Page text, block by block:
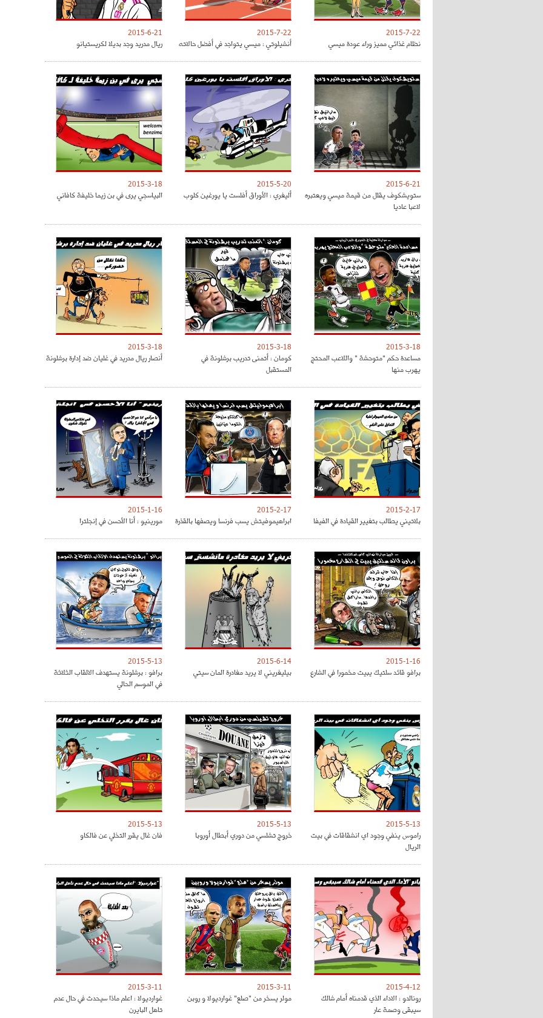
2015-7-22
نظام غذائي مميز وراء عودة ميسي
2015-7-22
أنشيلوتي : ميسي يتواجد في أفضل حالاته
2015-6-21
ريال مدريد وجد بديلا لكريستيانو
2015-6-21
ستويشكوف يقلل من قيمة ميسي ويعتبره
لاعبا عاديا
2015-5-20
أليغري : الأوراق أفلست يا يورغين كلوب
2015-3-18
البياسجي يرى في بن زيما خليفة كافاني
2015-3-18
مساعدة حكم "متوحشة " واللاعب المحتج
يهرب منها
2015-3-18
كومان : أتمنى تدريب برشلونة في
المستقبل
2015-3-18
أنصار ريال مدريد في غليان ضد إدارة برشلونة
2015-2-17
بلاتيني يطالب بتغيير القيادة في الفيفا
2015-2-17
ابراهيموفيتش يسب فرنسا ويصفها بالقذرة
2015-1-16
مورينيو : أنا الأحسن في إنجلترا
2015-1-16
برافو قائد سلتيك يبيت مخمورا في الشارع
2015-6-14
بيليغريني لا يريد مغادرة المان سيتي
2015-5-13
برافو : برشلونة يستهدف الالقاب الثلاثة
في الموسم الحالي
2015-5-13
راموس ينفي وجود اي انشقاقات في بيت
الريال
2015-5-13
خروج تشلسي من دوري أبطال أوروبا
2015-5-13
فان غال يقرر التخلي عن فالكاو
2015-4-12
رونالدو : الاداء الذي قدمناه أمام شالك
سيبقى وصمة عار
2015-3-11
مولر يسخر من "صلع" غوارديولا و روبن
2015-3-11
غوارديولا : اعلم ماذا سيحدث في حال عدم
تاهل البايرن